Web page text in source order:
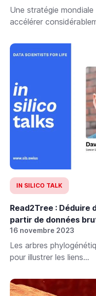
Une stratégie mondiale
accélérer
IN SILICO TALK
Read2Tree : Déduire
partir de données
16 novembre 2023
Les arbres
pour illustrer les liens...